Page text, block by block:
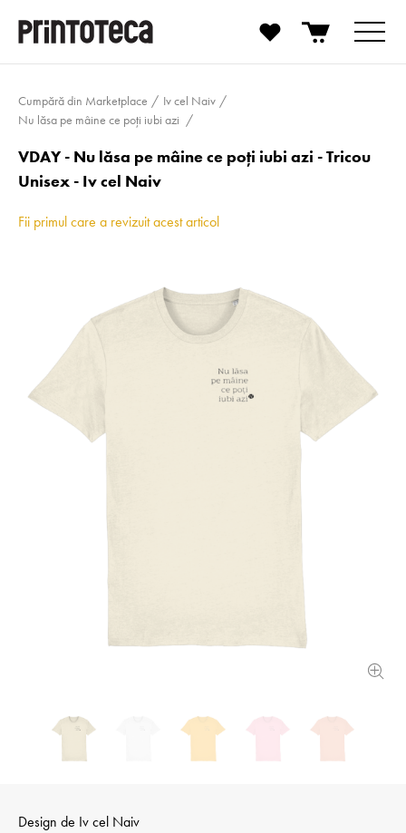
Cumpără din Marketplace
Iv cel Naiv
Nu lăsa pe mâine ce poți iubi azi
VDAY - Nu lăsa pe mâine ce poți iubi azi - Tricou
Unisex - Iv cel Naiv
Fii primul care a revizuit acest articol
Design de Iv cel Naiv